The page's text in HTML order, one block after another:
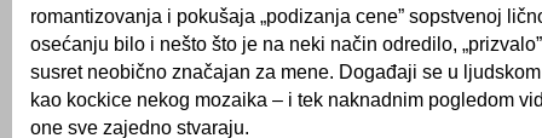
romantizovanja i pokušaja „podizanja cene” sopstvenoj
osećanju bilo i nešto što je na neki način odredilo,
susret neobično značajan za mene. Događaji se u
kao kockice nekog mozaika – i tek naknadnim pogledom
one sve zajedno stvaraju.